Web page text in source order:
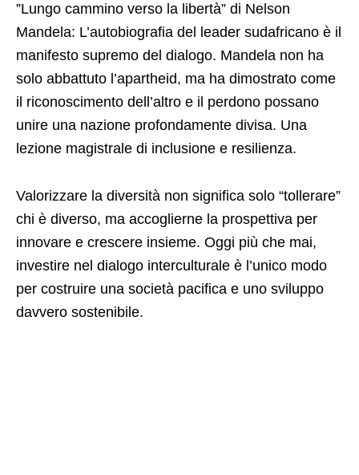
​”Lungo cammino verso la libertà” di Nelson
Mandela: L’autobiografia del leader sudafricano è il
manifesto supremo del dialogo. Mandela non ha
solo abbattuto l’apartheid, ma ha dimostrato come
il riconoscimento dell’altro e il perdono possano
unire una nazione profondamente divisa. Una
lezione magistrale di inclusione e resilienza.
​Valorizzare la diversità non significa solo “tollerare”
chi è diverso, ma accoglierne la prospettiva per
innovare e crescere insieme. Oggi più che mai,
investire nel dialogo interculturale è l’unico modo
per costruire una società pacifica e uno sviluppo
davvero sostenibile.